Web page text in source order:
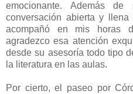
emocionante. Además
conversación abierta y
acompañó en mis horas
agradezco esa atención
desde su asesoría todo tipo
la literatura en las aulas.
Por cierto, el paseo por